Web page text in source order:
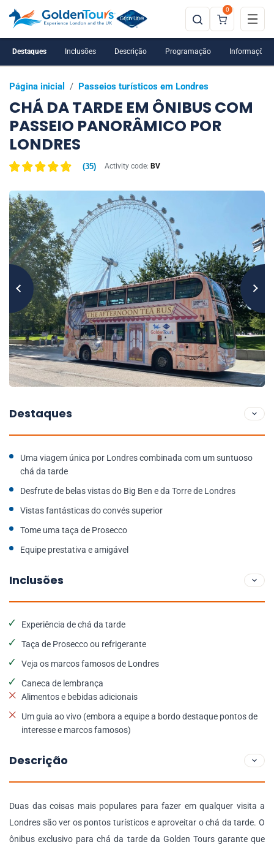
0
Página inicial / Passeios turísticos em Londres
CHÁ DA TARDE EM ÔNIBUS COM
PASSEIO PANORÂMICO POR
LONDRES
(35) Activity code: BV
Destaques Inclusões Descrição Programação Informações
Destaques
Uma viagem única por Londres combinada com um suntuoso
chá da tarde
Desfrute de belas vistas do Big Ben e da Torre de Londres
Vistas fantásticas do convés superior
Tome uma taça de Prosecco
Equipe prestativa e amigável
Inclusões
Experiência de chá da tarde
Taça de Prosecco ou refrigerante
Veja os marcos famosos de Londres
Caneca de lembrança
Alimentos e bebidas adicionais
Um guia ao vivo (embora a equipe a bordo destaque pontos de
interesse e marcos famosos)
Descrição
Duas das coisas mais populares para fazer em qualquer visita a
Londres são ver os pontos turísticos e aproveitar o chá da tarde. O
ônibus exclusivo para chá da tarde da Golden Tours garante que